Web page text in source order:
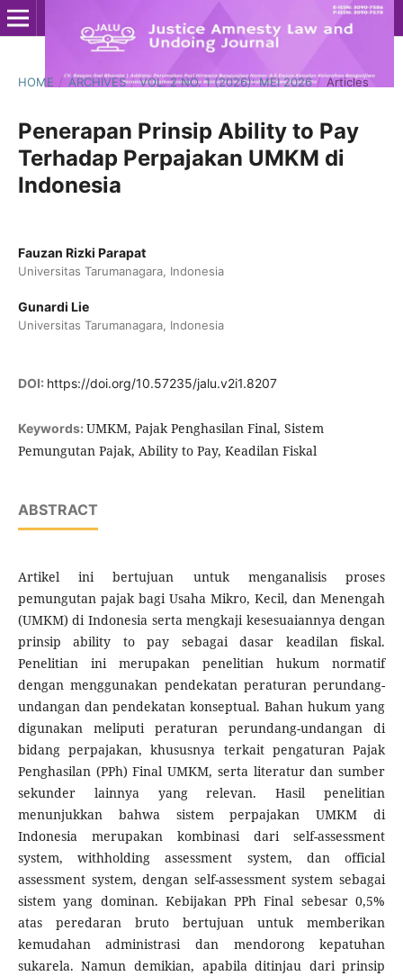
HOME / ARCHIVES / VOL. 2 NO. 1 (2026): MEI 2026 / Articles
Penerapan Prinsip Ability to Pay
Terhadap Perpajakan UMKM di
Indonesia
Fauzan Rizki Parapat
Universitas Tarumanagara, Indonesia
Gunardi Lie
Universitas Tarumanagara, Indonesia
DOI: https://doi.org/10.57235/jalu.v2i1.8207
Keywords: UMKM, Pajak Penghasilan Final, Sistem
Pemungutan Pajak, Ability to Pay, Keadilan Fiskal
ABSTRACT
Artikel ini bertujuan untuk menganalisis proses
pemungutan pajak bagi Usaha Mikro, Kecil, dan Menengah
(UMKM) di Indonesia serta mengkaji kesesuaiannya dengan
prinsip ability to pay sebagai dasar keadilan fiskal.
Penelitian ini merupakan penelitian hukum normatif
dengan menggunakan pendekatan peraturan perundang-
undangan dan pendekatan konseptual. Bahan hukum yang
digunakan meliputi peraturan perundang-undangan di
bidang perpajakan, khususnya terkait pengaturan Pajak
Penghasilan (PPh) Final UMKM, serta literatur dan sumber
sekunder lainnya yang relevan. Hasil penelitian
menunjukkan bahwa sistem perpajakan UMKM di
Indonesia merupakan kombinasi dari self-assessment
system, withholding assessment system, dan official
assessment system, dengan self-assessment system sebagai
sistem yang dominan. Kebijakan PPh Final sebesar 0,5%
atas peredaran bruto bertujuan untuk memberikan
kemudahan administrasi dan mendorong kepatuhan
sukarela. Namun demikian, apabila ditinjau dari prinsip